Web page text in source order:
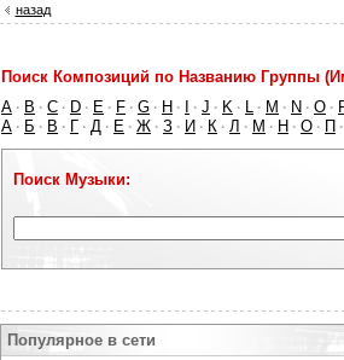
назад
Поиск Композиций по Названию Группы
A · B · C · D · E · F · G · H · · J · K · L · M · N · O ·
А · Б · В · Г · Д · Е · Ж · З · И · К · Л · М · Н · О · П ·
Поиск Музыки:
Популярное в сети